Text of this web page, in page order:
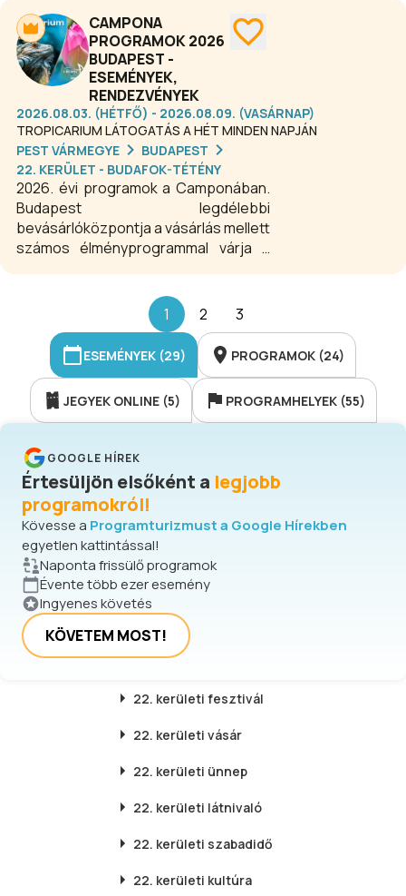
területén. A több mint 1000 m²-es,
fedett és klimatizált játszóház
biztonságos, kényelmes
környezetben várja a látogatókat,
ahol a modern játékok és változatos
élményelemek garantálják a felhőtlen
szórakozást minden korosztály
számára.
CAMPONA
PROGRAMOK 2026
BUDAPEST -
ESEMÉNYEK,
RENDEZVÉNYEK
2026.08.03. (HÉTFŐ) - 2026.08.09. (VASÁRNAP)
TROPICARIUM LÁTOGATÁS A HÉT MINDEN NAPJÁN
PEST VÁRMEGYE
BUDAPEST
22. KERÜLET - BUDAFOK-TÉTÉNY
2026. évi programok a Camponában.
Budapest legdélebbi
bevásárlóközpontja a vásárlás mellett
számos élményprogrammal várja a
lélegzetelállító élményekkel
ajándékoz meg minden korosztályt. A
családok kényemét szolgálja a
Kalandpark és Játszóház. Van mozi és
Játékterem is.
1 2 3
ESEMÉNYEK (29) PROGRAMOK (24)
JEGYEK ONLINE (5) PROGRAMHELYEK (55)
GOOGLE HÍREK
Értesüljön elsőként a legjobb
programokról!
Kövesse a Programturizmust a Google Hírekben
egyetlen kattintással!
Naponta frissülő programok
Évente több ezer esemény
Ingyenes követés
KÖVETEM MOST!
22. kerületi fesztivál
22. kerületi vásár
22. kerületi ünnep
22. kerületi látnivaló
22. kerületi szabadidő
22. kerületi kultúra